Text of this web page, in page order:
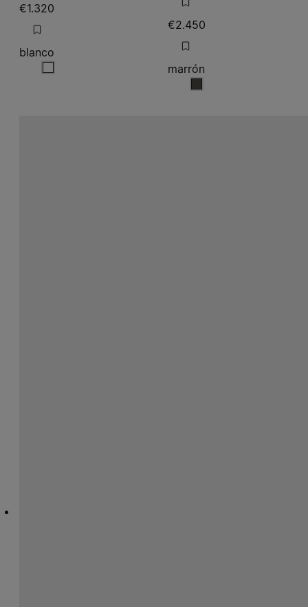
€1.320
blanco
blanco
€2.450
marrón
marrón